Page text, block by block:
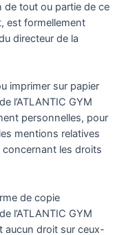
de tout ou partie de ce
est formellement
directeur de la
imprimer sur papier
l’ATLANTIC GYM
personnelles, pour
mentions relatives
concernant les droits
de copie
l’ATLANTIC GYM
aucun droit sur ceux-